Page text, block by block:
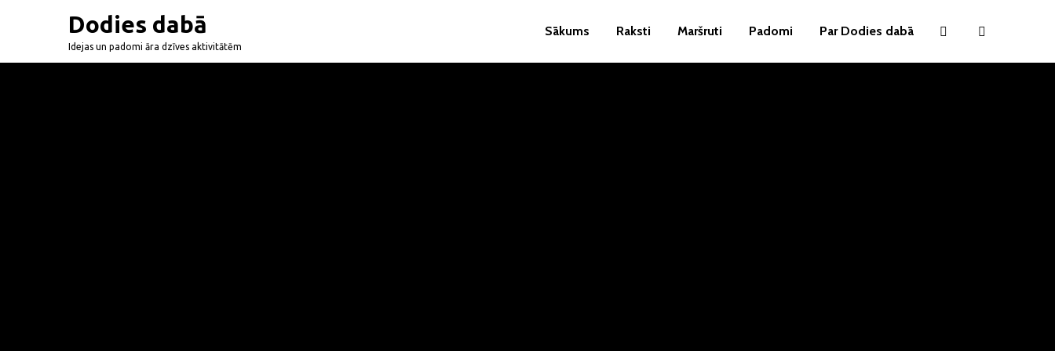
Dodies dabā
Idejas un padomi āra dzīves aktivitātēm
Sākums Raksti Maršruti Padomi Par Dodies dabā